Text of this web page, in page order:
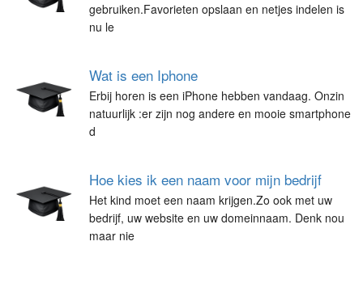
gebruiken.Favorieten opslaan en netjes indelen is
nu le
Wat is een Iphone
Erbij horen is een iPhone hebben vandaag. Onzin
natuurlijk :er zijn nog andere en mooie smartphone
d
Hoe kies ik een naam voor mijn bedrijf
Het kind moet een naam krijgen.Zo ook met uw
bedrijf, uw website en uw domeinnaam. Denk nou
maar nie